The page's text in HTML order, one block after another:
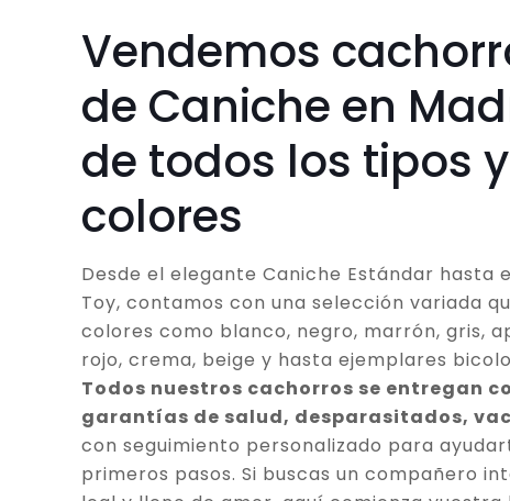
Vendemos
de Caniche en
de todos los tipos y
colores
Desde el elegante Caniche Estándar hasta
Toy, contamos con una selección variada
colores como blanco, negro, marrón, gris,
rojo, crema, beige y hasta ejemplares
Todos nuestros cachorros se entregan
garantías de salud, desparasitados,
con seguimiento personalizado para
primeros pasos. Si buscas un compañero